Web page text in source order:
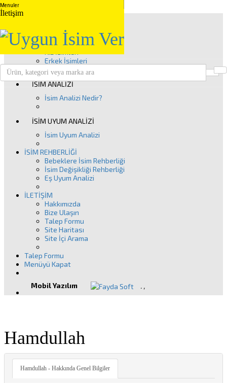
Menuler
İletişim
Close
Kuranda Geçen İsimler
Peygamber İsimleri
Erkek İsimleri
İSİM ANALİZİ
İsim Analizi Nedir?
İSİM UYUM ANALİZİ
İsim Uyum Analizi
İSİM REHBERLİĞİ
Bebeklere İsim Rehberliği
İsim Değişikliği Rehberliği
Eş Uyum Analizi
İLETİŞİM
Hakkımızda
Bize Ulaşın
Talep Formu
Site Haritası
Site İçi Arama
Talep Formu
Menüyü Kapat
Mobil Yazılım . ,
Hamdullah
Hamdullah - Hakkında Genel Bilgiler